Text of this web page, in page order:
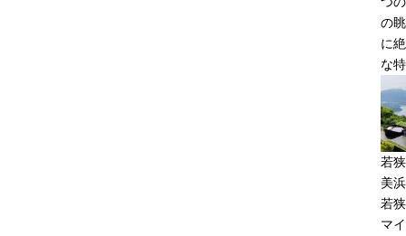
の
に
な
若
美
若
マ